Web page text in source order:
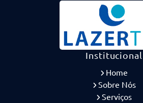
Institucional
Home
Sobre Nós
Serviços